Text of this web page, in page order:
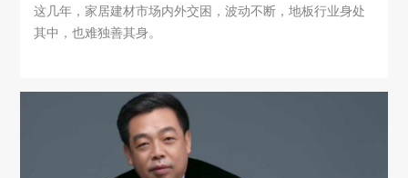
这几年，家居建材市场内外交困，波动不断，地板行业身处
其中，也难独善其身。